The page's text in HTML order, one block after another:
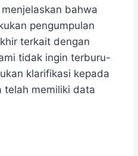
bahwa
pengumpulan
terkait dengan
tidak ingin terburu-
klarifikasi kepada
telah memiliki data